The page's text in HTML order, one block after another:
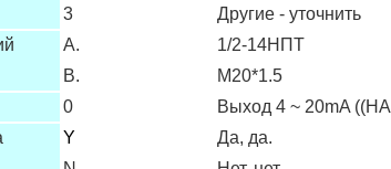
3
Другие - уточнить
А.
1/2-14НПТ
В.
М20*1.5
0
Выход 4 ~ 20mA
Y
Да, да.